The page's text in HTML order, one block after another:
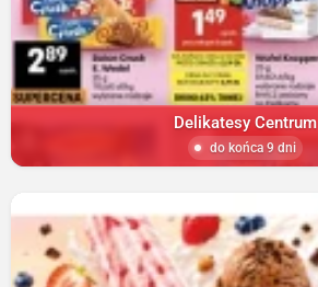
Delikatesy Centrum
do końca 9 dni